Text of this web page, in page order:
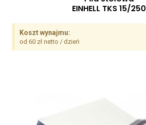
EINHELL TKS 15/250
Koszt wynajmu:
od 60 zł netto / dzień